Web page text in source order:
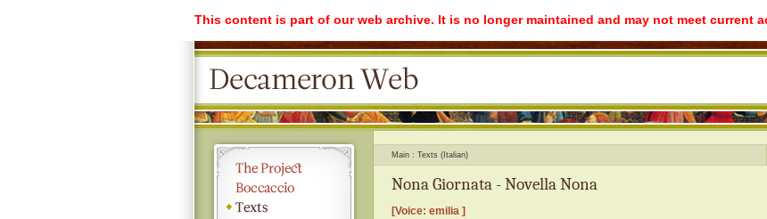
This content is part of our web archive. It is no longer maintained and may not meet current
Main Texts (Italian)
Nona Giornata - Novella Nona
[Voice: emilia ]